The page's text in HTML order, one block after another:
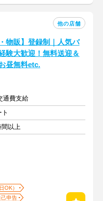
他の店舗
物販】登録制｜人気バ
験大歓迎！無料送迎＆
昼無料etc.
通費支給
間以上
OK）
己申告